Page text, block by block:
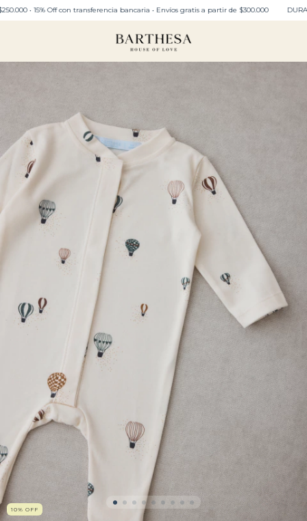
• 15% Off con transferencia bancaria • Envíos gratis a partir de $300.000 DURANTE
10% OFF